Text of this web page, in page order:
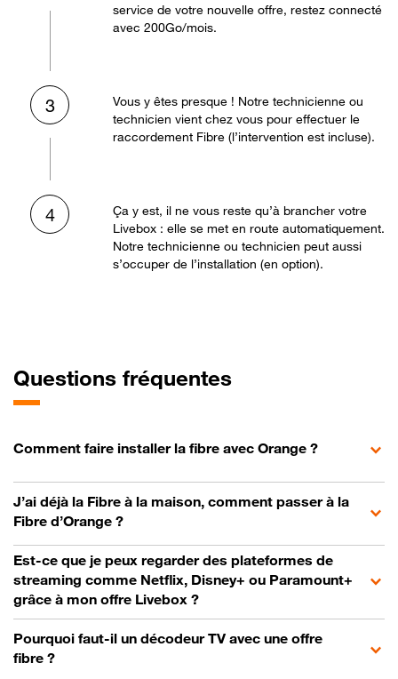
service de votre nouvelle offre, restez connecté
avec 200Go/mois.
3
Vous y êtes presque ! Notre technicienne ou
technicien vient chez vous pour effectuer le
raccordement Fibre (l’intervention est incluse).
4
Ça y est, il ne vous reste qu’à brancher votre
Livebox : elle se met en route automatiquement.
Notre technicienne ou technicien peut aussi
s’occuper de l’installation (en option).
Questions fréquentes
Comment faire installer la fibre avec Orange ?
J’ai déjà la Fibre à la maison, comment passer à la
Fibre d’Orange ?
Est-ce que je peux regarder des plateformes de
streaming comme Netflix, Disney+ ou Paramount+
grâce à mon offre Livebox ?
Pourquoi faut-il un décodeur TV avec une offre
fibre ?